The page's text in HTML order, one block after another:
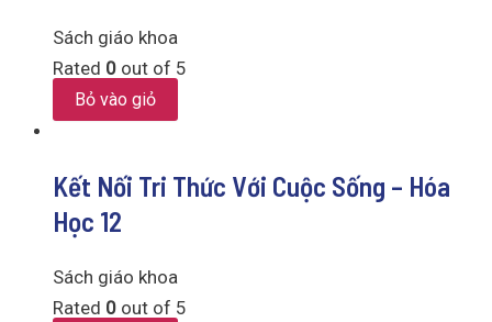
Sách giáo khoa
Rated 0 out of 5
Bỏ vào giỏ
Kết Nối Tri Thức Với Cuộc Sống – Hóa
Học 12
Sách giáo khoa
Rated 0 out of 5